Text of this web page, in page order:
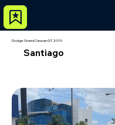
Dodge Grand Caravan GT 2019
Santiago